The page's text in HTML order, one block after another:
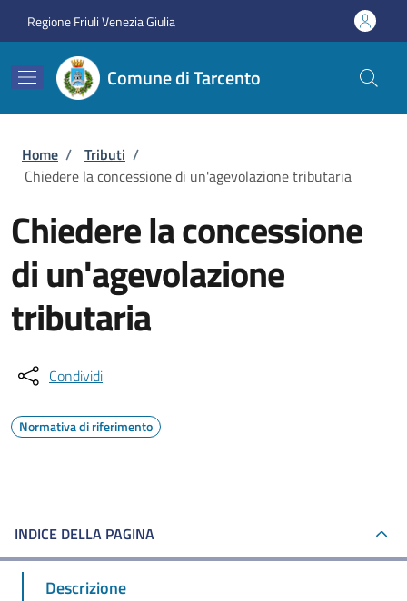
Regione Friuli Venezia Giulia
Comune di Tarcento
Briciole di pane
Home / Tributi /
Chiedere la concessione di un'agevolazione tributaria
Chiedere la concessione
di un'agevolazione
tributaria
Condividi
Normativa di riferimento
INDICE DELLA PAGINA
Descrizione